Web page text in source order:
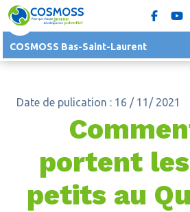
COSMOSS Bas-Saint-Laurent
Date de pulication : 16 / 11/ 2021
portent
petits au